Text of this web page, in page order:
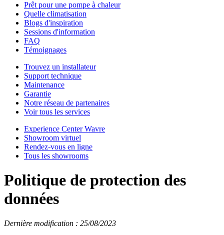
Prêt pour une pompe à chaleur
Quelle climatisation
Blogs d'inspiration
Sessions d'information
FAQ
Témoignages
Trouvez un installateur
Support technique
Maintenance
Garantie
Notre réseau de partenaires
Voir tous les services
Experience Center Wavre
Showroom virtuel
Rendez-vous en ligne
Tous les showrooms
Politique de protection des
données
Dernière modification : 25/08/2023